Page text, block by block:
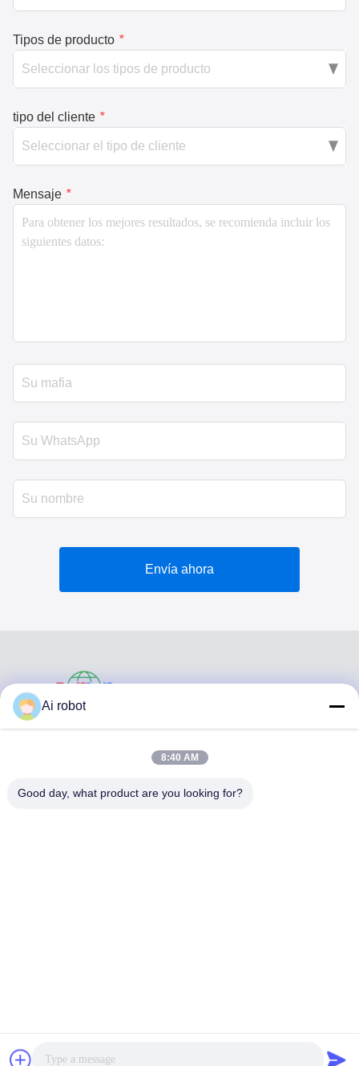
Tipos de producto *
tipo del cliente *
Mensaje *
Envía ahora
VIVI DENTAI
Laboratorio dental de China proveedor. 2022-2026
Ai robot
8:40 AM
Good day, what product are you looking for?